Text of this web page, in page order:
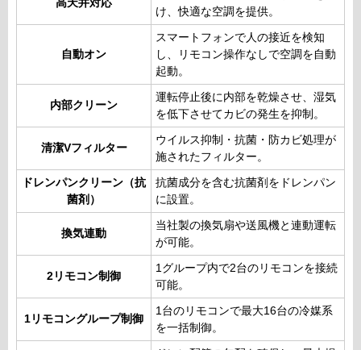
高天井対応
け、快適な空調を提供。
自動オン
スマートフォンで人の接近を検知
し、リモコン操作なしで空調を自動
起動。
内部クリーン
運転停止後に内部を乾燥させ、湿気
を低下させてカビの発生を抑制。
清潔Vフィルター
ウイルス抑制・抗菌・防カビ処理が
施されたフィルター。
ドレンパンクリーン（抗
菌剤）
抗菌成分を含む抗菌剤をドレンパン
に設置。
換気連動
当社製の換気扇や送風機と連動運転
が可能。
2リモコン制御
1グループ内で2台のリモコンを接続
可能。
1リモコングループ制御
1台のリモコンで最大16台の冷媒系
を一括制御。